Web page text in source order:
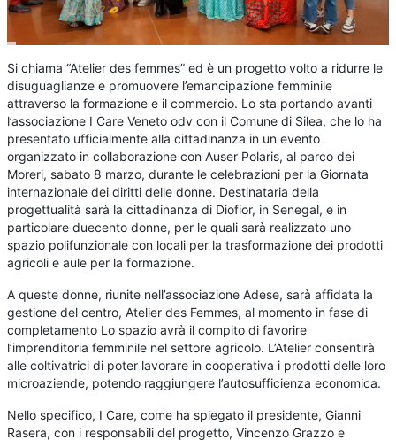
Si chiama “Atelier des femmes” ed è un progetto volto a ridurre le
disuguaglianze e promuovere l’emancipazione femminile
attraverso la formazione e il commercio. Lo sta portando avanti
l’associazione I Care Veneto odv con il Comune di Silea, che lo ha
presentato ufficialmente alla cittadinanza in un evento
organizzato in collaborazione con Auser Polaris, al parco dei
Moreri, sabato 8 marzo, durante le celebrazioni per la Giornata
internazionale dei diritti delle donne. Destinataria della
progettualità sarà la cittadinanza di Diofior, in Senegal, e in
particolare duecento donne, per le quali sarà realizzato uno
spazio polifunzionale con locali per la trasformazione dei prodotti
agricoli e aule per la formazione.
A queste donne, riunite nell’associazione Adese, sarà affidata la
gestione del centro, Atelier des Femmes, al momento in fase di
completamento Lo spazio avrà il compito di favorire
l’imprenditoria femminile nel settore agricolo. L’Atelier consentirà
alle coltivatrici di poter lavorare in cooperativa i prodotti delle loro
microaziende, potendo raggiungere l’autosufficienza economica.
Nello specifico, I Care, come ha spiegato il presidente, Gianni
Rasera, con i responsabili del progetto, Vincenzo Grazzo e